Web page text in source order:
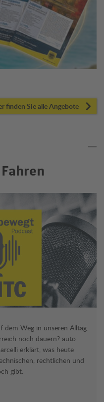
finden Sie alle Angebote
dem Weg in unseren Alltag.
noch dauern? auto
erklärt, was heute
rechtlichen und
gibt.